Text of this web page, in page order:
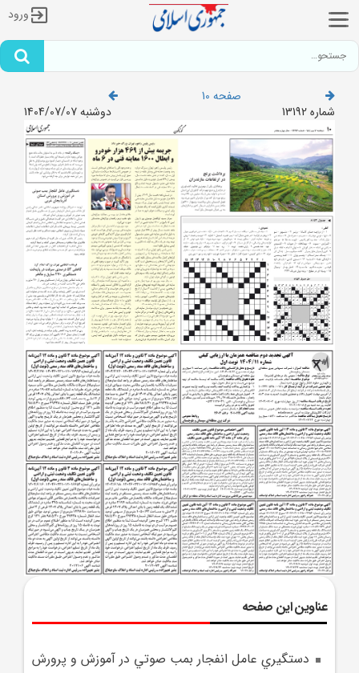
ورود
صفحه 10
شماره 13192
دوشنبه 1404/07/07
عناوین این صفحه
دستگيري عامل انفجار بمب صوتي در آموزش و پرورش